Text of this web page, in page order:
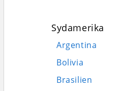
Sydamerika
Argentina
Bolivia
Brasilien